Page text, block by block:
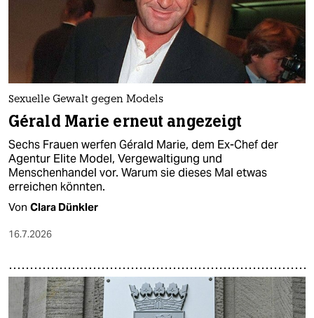
Sexuelle Gewalt gegen Models
Gérald Marie erneut angezeigt
Sechs Frauen werfen Gérald Marie, dem Ex-Chef der
Agentur Elite Model, Vergewaltigung und
Menschenhandel vor. Warum sie dieses Mal etwas
erreichen könnten.
Von Clara Dünkler
16.7.2026